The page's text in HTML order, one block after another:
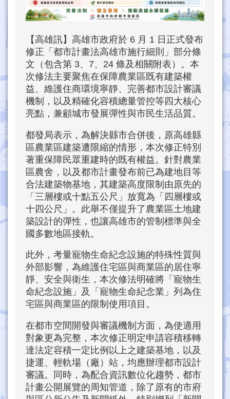
【高雄訊】高雄市政府於 6 月 1 日正式發布
修正「都市計畫法高雄市施行細則」部分條
文（包含第 3、7、24 條及相關附表）。本
次修法主要聚焦在保障農業區既有建築權
益、維護住商環境寧靜、完善都市設計審議
機制，以及精確化容積總量管控等四大核心
亮點，兼顧城市發展彈性與市民生活品質。
都發局表示，為解決縣市合併後，原高雄縣
區農業區建築遭限縮的情形，本次修正特別
著重保障民眾重建時的既有權益。針對農業
區農舍，以及都市計畫發布前已為建地目等
合法建築物基地，其建築高度限制由原先的
「三層樓或十點五公尺」放寬為「四層樓或
十四公尺」。此舉不僅提升了農業區土地建
築設計的彈性，也讓高雄市的管制標準與全
國多數地區接軌。
此外，考量寵物生命紀念設施的特殊性質與
外部影響，為維護住宅區與商業區的居住寧
靜、安全與衛生，本次修法明確將「寵物生
命紀念設施」及「寵物生命紀念業」列為住
宅區與商業區的限制使用項目。
在都市空間開發與審議機制方面，為使適用
對象更為完整，本次修正明定申請容積移轉
達法定容積一定比例以上之建築基地，以及
捷運、輕軌場（廠）站，均應辦理都市設計
審議。同時，為配合資訊數位化趨勢，都市
計畫公開展覽的周知管道，除了原有的市府